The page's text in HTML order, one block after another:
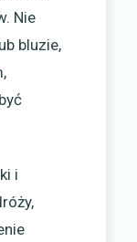
Nie
bluzie,
i